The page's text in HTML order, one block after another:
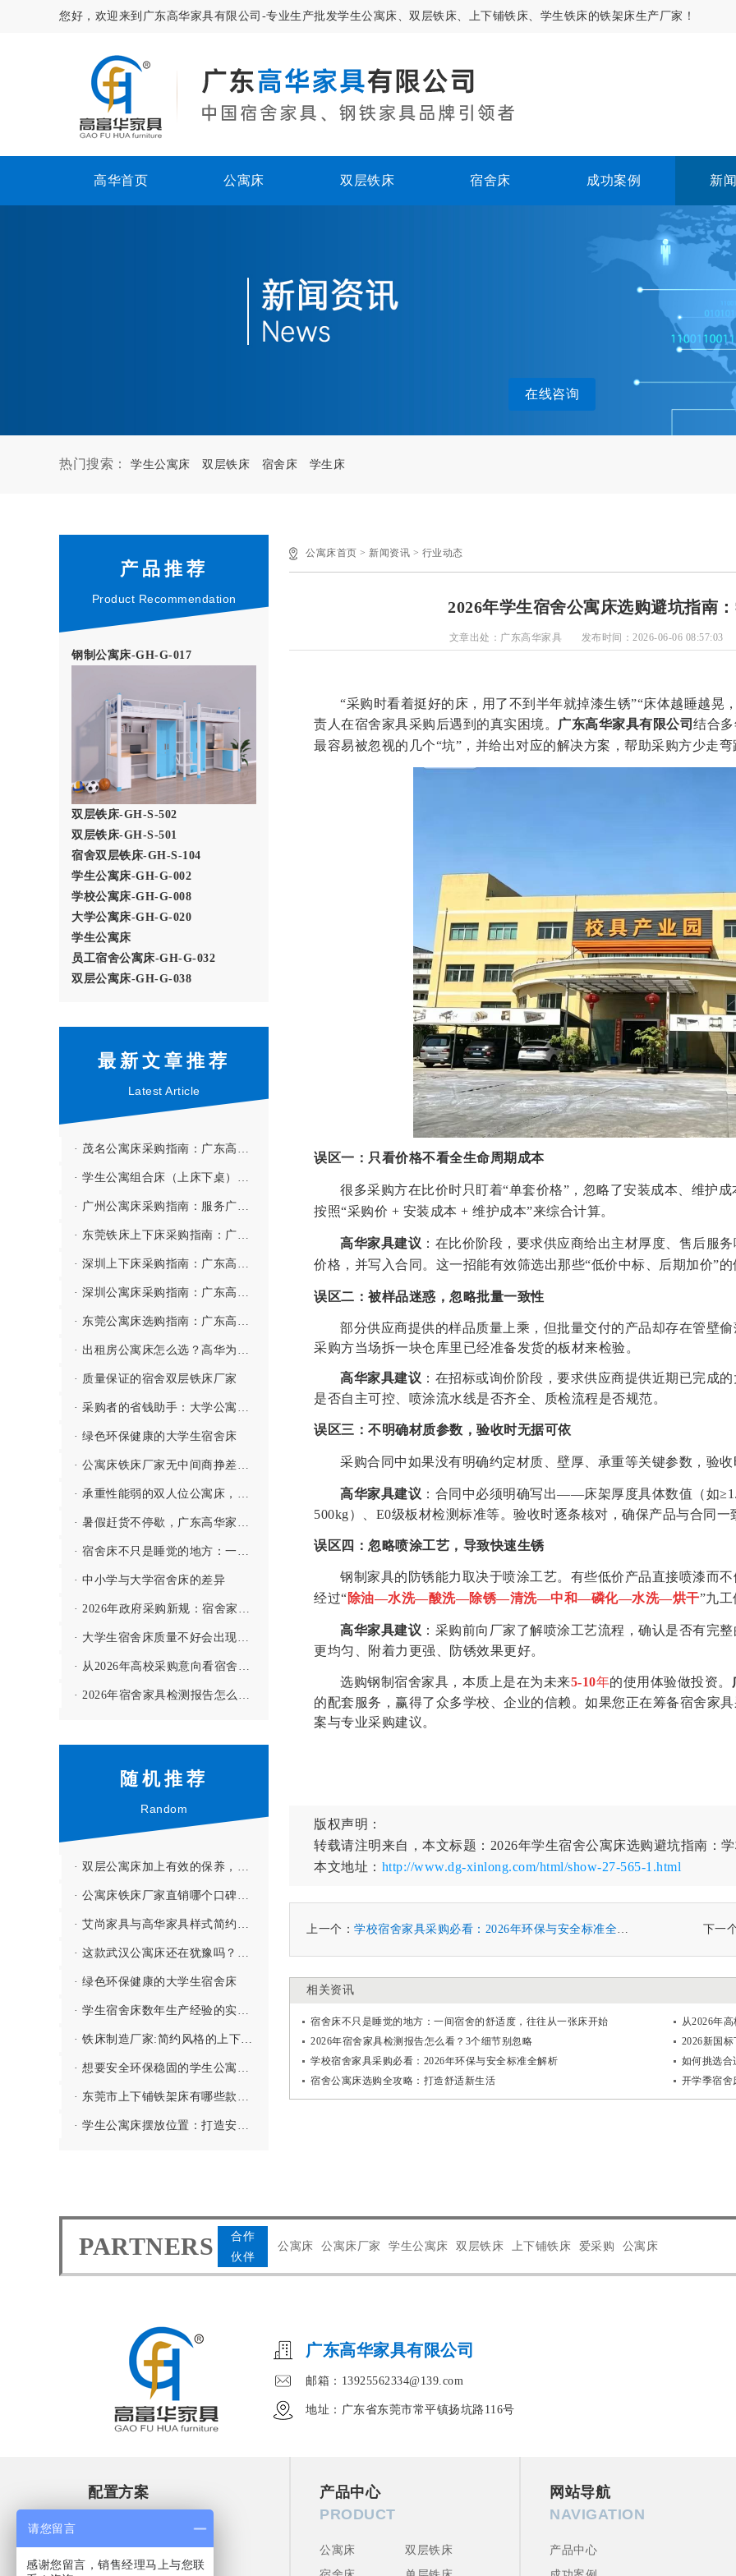
您好，欢迎来到广东高华家具有限公司-专业生产批发学生公寓床、双层铁床、上下铺铁床、学生铁床的铁架床生产厂家！
高华首页 公寓床 双层铁床 宿舍床 成功案例 新
在线咨询
热门搜索： 学生公寓床 双层铁床 宿舍床 学生床
产品推荐
Product Recommendation
钢制公寓床-GH-G-017
双层铁床-GH-S-502
双层铁床-GH-S-501
宿舍双层铁床-GH-S-104
学生公寓床-GH-G-002
学校公寓床-GH-G-008
大学公寓床-GH-G-020
学生公寓床
员工宿舍公寓床-GH-G-032
双层公寓床-GH-G-038
最新文章推荐
Latest Article
· 茂名公寓床采购指南：广东高华家具有限公司——深茂联动、高效服务粤西市场的公寓床源头厂家
· 学生公寓组合床（上床下桌）都有哪些配置？
· 广州公寓床采购指南：服务广州市北培高级中学等全寄宿制学校的公寓床源头厂家
· 东莞铁床上下床采购指南：广东高华家具有限公司——立足家具之都、专注高性价比的上下铁床源头厂家
· 深圳上下床采购指南：广东高华家具有限公司——深莞同城、专注垂直空间利用的宿舍上下床源头厂家
· 深圳公寓床采购指南：广东高华家具有限公司——深莞同城、服务鹏城的公寓床源头厂家
· 东莞公寓床选购指南：广东高华家具有限公司——深耕东莞、服务全国的公寓床源头厂家
· 出租房公寓床怎么选？高华为您打造舒适生活体验！
· 质量保证的宿舍双层铁床厂家
· 采购者的省钱助手：大学公寓床批发厂家
· 绿色环保健康的大学生宿舍床
· 公寓床铁床厂家无中间商挣差价，省事更省心
· 承重性能弱的双人位公寓床，哪敢用啊！
· 暑假赶货不停歇，广东高华家具有限公司全力保障学校宿舍家具供应
· 宿舍床不只是睡觉的地方：一间宿舍的舒适度，往往从一张床开始
· 中小学与大学宿舍床的差异
· 2026年政府采购新规：宿舍家具投标要注意哪些门槛？
· 大学生宿舍床质量不好会出现哪些问题？--【高华家具解答】
· 从2026年高校采购意向看宿舍家具的配置趋势
· 2026年宿舍家具检测报告怎么看？3个细节别忽略
随机推荐
Random
· 双层公寓床加上有效的保养，会更经久耐用！
· 公寓床铁床厂家直销哪个口碑好?
· 艾尚家具与高华家具样式简约而不失美观的高低双层铁床
· 这款武汉公寓床还在犹豫吗？犹豫就错过了！【功能性强 品质保障】
· 绿色环保健康的大学生宿舍床
· 学生宿舍床数年生产经验的实力上下二层床厂家
· 铁床制造厂家:简约风格的上下双层铁床
· 想要安全环保稳固的学生公寓床么？来这家学校公寓床厂家看看吧
· 东莞市上下铺铁架床有哪些款式? 东莞双层铁架床的类型有哪些?
· 学生公寓床摆放位置：打造安全、舒适与高效的生活空间
公寓床首页 > 新闻资讯 > 行业动态
2026年学生宿舍公寓床选购避坑指南
文章出处：广东高华家具 发布时间：2026-06-06 08:57:03
“采购时看着挺好的床，用了不到半年就掉漆生锈”“床体越睡越
责人在宿舍家具采购后遇到的真实困境。
广东高华家具有限公司 结合
最容易被忽视的几个“坑”，并给出对应的解决方案，帮助采购方少走弯
误区一：只看价格不看全生命周期成本
很多采购方在比价时只盯着“单套价格”，忽略了安装成本、维护
按照“采购价 + 安装成本 + 维护成本”来综合计算。
高华家具建议 ：在比价阶段，要求供应商给出主材厚度、售后服
价格，并写入合同。这一招能有效筛选出那些“低价中标、后期加价”
误区二：被样品迷惑，忽略批量一致性
部分供应商提供的样品质量上乘，但批量交付的产品却存在管壁
采购方当场拆一块仓库里已经准备发货的板材来检验。
高华家具建议 ：在招标或询价阶段，要求供应商提供近期已完成
是否自主可控、喷涂流水线是否齐全、质检流程是否规范。
误区三：不明确材质参数，验收时无据可依
采购合同中如果没有明确约定材质、壁厚、承重等关键参数，验
高华家具建议 ：合同中必须明确写出——床架厚度具体数值（如
500kg）、E0级板材检测标准等。验收时逐条核对，确保产品与合同一
误区四 ：忽略喷涂工艺，导致快速生锈
钢制家具的防锈能力取决于喷涂工艺。有些低价产品直接喷漆而
经过“除油—水洗—酸洗—除锈—清洗—中和—磷化—水洗—烘干”九
高华家具建议 ：采购前向厂家了解喷涂工艺流程，确认是否有完
更均匀、附着力更强、防锈效果更好。
选购钢制宿舍家具，本质上是在为未来5-10年的使用体验做投资。
的配套服务，赢得了众多学校、企业的信赖。如果您正在筹备宿舍家
案与专业采购建议。
版权声明：
转载请注明来自，本文标题：2026年学生宿舍公寓床选购避坑指南：
本文地址： http://www.dg-xinlong.com/html/show-27-565-1.html
上一个： 学校宿舍家具采购必看：2026年环保与安全标准全解析 下一
相关资讯
宿舍床不只是睡觉的地方：一间宿舍的舒适度，往往从一张床开始
从2026年
2026年宿舍家具检测报告怎么看？3个细节别忽略
2026新国
学校宿舍家具采购必看：2026年环保与安全标准全解析
如何挑选合
宿舍公寓床选购全攻略：打造舒适新生活
开学季宿舍
PARTNERS
合作
伙伴
公寓床 公寓床厂家 学生公寓床 双层铁床 上下铺铁床 爱采购 公寓床
广东高华家具有限公司
邮箱：13925562334@139.com
地址：广东省东莞市常平镇扬坑路116号
配置方案
SOLUTION
双人间配置方案
产品中心
PRODUCT
公寓床
双层铁床
网站导航
NAVIGATION
产品中心
请您留言
感谢您留言，销售经理马上与您联